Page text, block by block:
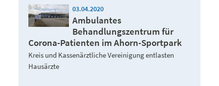
03.04.2020
Ambulantes
Behandlungszentrum für
Corona-Patienten im Ahorn-Sportpark
Kreis und Kassenärztliche Vereinigung entlasten
Hausärzte